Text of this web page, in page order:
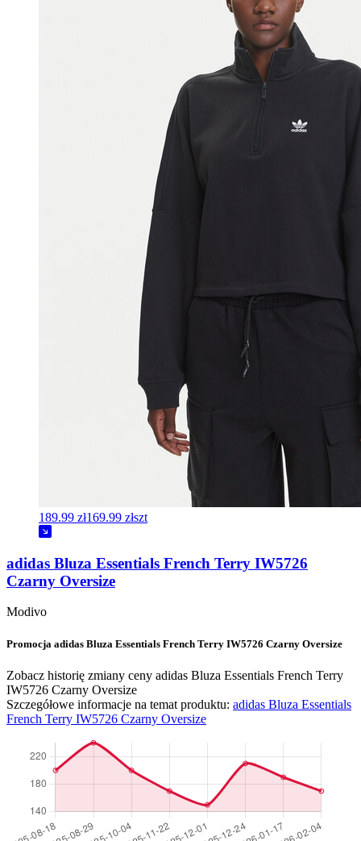
189.99 zł169.99 złszt
adidas Bluza Essentials French Terry IW5726
Czarny Oversize
Modivo
Promocja adidas Bluza Essentials French Terry IW5726 Czarny Oversize
Zobacz historię zmiany ceny adidas Bluza Essentials French Terry
IW5726 Czarny Oversize
Szczegółowe informacje na temat produktu: adidas Bluza Essentials
French Terry IW5726 Czarny Oversize